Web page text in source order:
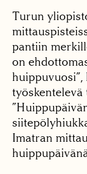
Turun
pantiin
on
työskentelevä
Imatran